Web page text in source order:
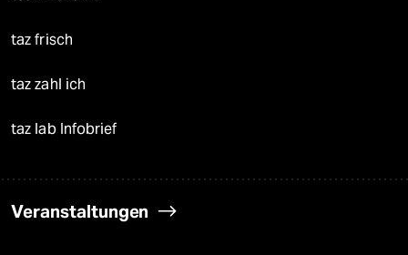
taz frisch
taz zahl ich
taz lab Infobrief
Veranstaltungen